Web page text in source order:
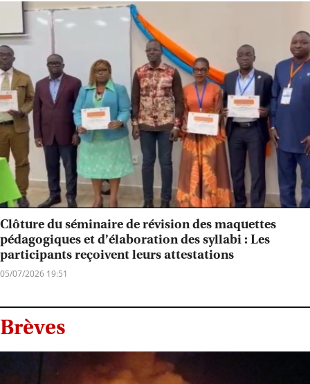
Clôture du séminaire de révision des maquettes
pédagogiques et d’élaboration des syllabi : Les
participants reçoivent leurs attestations
05/07/2026 19:51
Brèves